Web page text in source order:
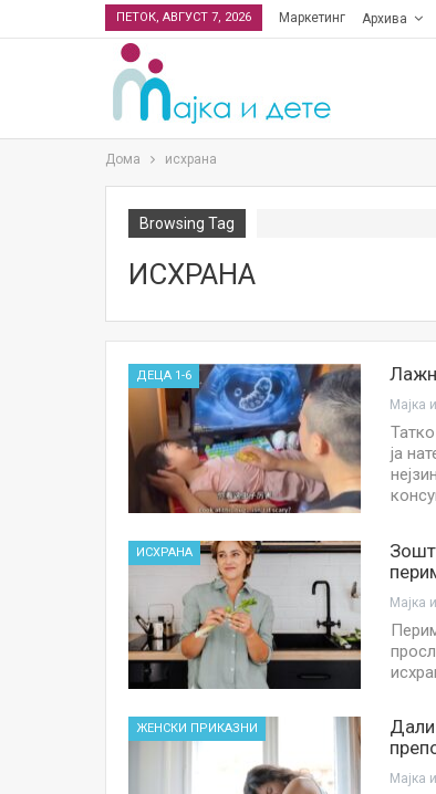
ПЕТОК, АВГУСТ 7, 2026 Маркетинг Архива
Дома исхрана
Browsing Tag
ИСХРАНА
ДЕЦА 1-6
Мајка
ја
ИСХРАНА
Мајка
ЖЕНСКИ ПРИКАЗНИ
Дали
Мајка